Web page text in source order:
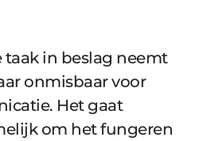
taak in beslag neemt
onmisbaar voor
Het gaat
om het fungeren